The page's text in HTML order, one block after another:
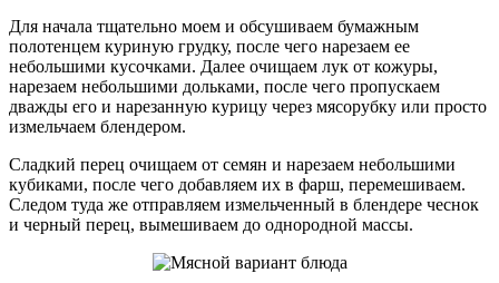
Для начала тщательно моем и обсушиваем бумажным
полотенцем куриную грудку, после чего нарезаем ее
небольшими кусочками. Далее очищаем лук от кожуры,
нарезаем небольшими дольками, после чего пропускаем
дважды его и нарезанную курицу через мясорубку или просто
измельчаем блендером.
Сладкий перец очищаем от семян и нарезаем небольшими
кубиками, после чего добавляем их в фарш, перемешиваем.
Следом туда же отправляем измельченный в блендере чеснок
и черный перец, вымешиваем до однородной массы.